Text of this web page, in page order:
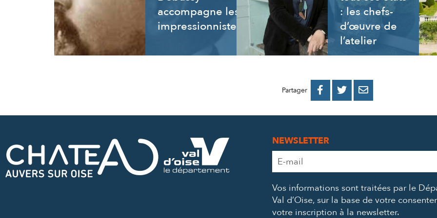
accompagne les
impressionnistes
: les chefs-
d’œuvre de
l’atelier
Partager 
PARTAGER
PARTAGER
PARTAGER
NEWSLETTER
Adresse
e-
*
Vos informations sont traitées par le
Val d’Oise, sur la base de votre
votre inscription à la newsletter.